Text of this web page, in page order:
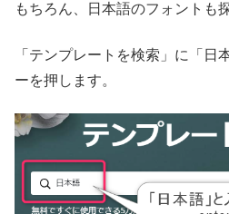
もちろん、日本語のフォントも
「テンプレートを検索」に「日
ーを押します。